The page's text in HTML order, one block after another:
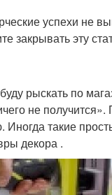
успехи не
закрывать эту
рыскать по
не получится».
такие
декора .